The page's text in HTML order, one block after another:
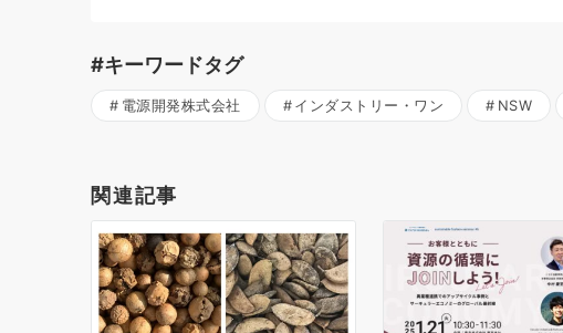
#キーワードタグ
電源開発株式会社 インダストリー・ワン NSW
関連記事